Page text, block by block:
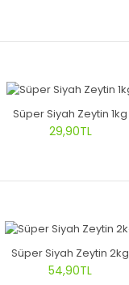
Süper Siyah Zeytin 1kg
29,90TL
Süper Siyah Zeytin 2kg
54,90TL